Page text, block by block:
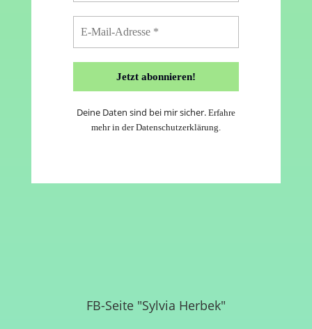
Deine Daten sind bei mir sicher. Erfahre
mehr in derDatenschutzerklärung
FB-Seite "Sylvia Herbek"